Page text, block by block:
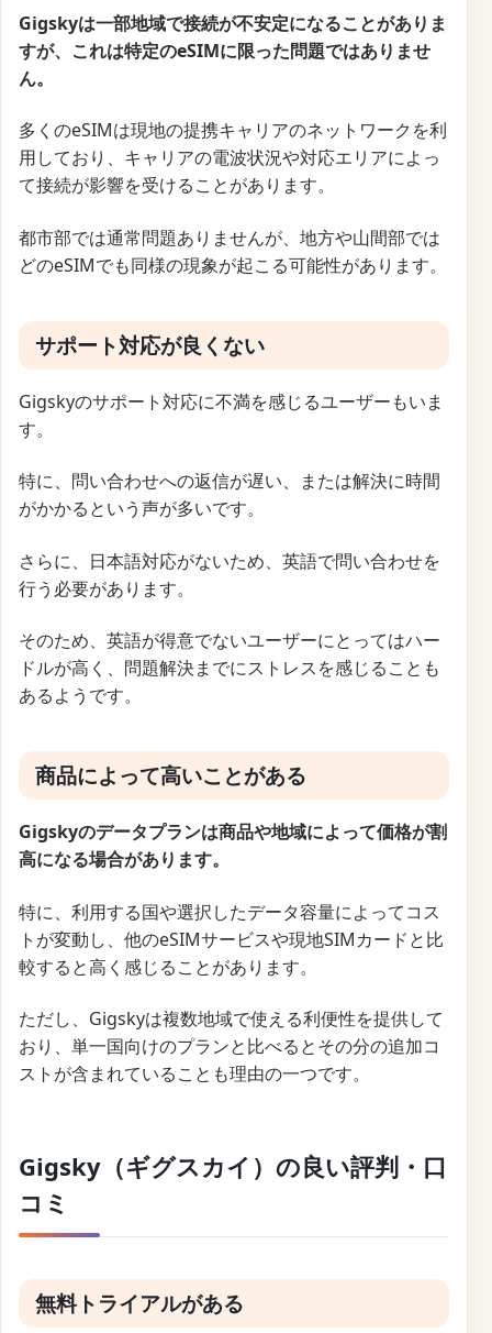
Gigskyは一部地域で接続が不安定になることがありま
すが、これは特定のeSIMに限った問題ではありませ
ん。
多くのeSIMは現地の提携キャリアのネットワークを利
用しており、キャリアの電波状況や対応エリアによっ
て接続が影響を受けることがあります。
都市部では通常問題ありませんが、地方や山間部では
どのeSIMでも同様の現象が起こる可能性があります。
サポート対応が良くない
Gigskyのサポート対応に不満を感じるユーザーもいま
す。
特に、問い合わせへの返信が遅い、または解決に時間
がかかるという声が多いです。
さらに、日本語対応がないため、英語で問い合わせを
行う必要があります。
そのため、英語が得意でないユーザーにとってはハー
ドルが高く、問題解決までにストレスを感じることも
あるようです。
商品によって高いことがある
Gigskyのデータプランは商品や地域によって価格が割
高になる場合があります。
特に、利用する国や選択したデータ容量によってコス
トが変動し、他のeSIMサービスや現地SIMカードと比
較すると高く感じることがあります。
ただし、Gigskyは複数地域で使える利便性を提供して
おり、単一国向けのプランと比べるとその分の追加コ
ストが含まれていることも理由の一つです。
Gigsky（ギグスカイ）の良い評判・口
コミ
無料トライアルがある